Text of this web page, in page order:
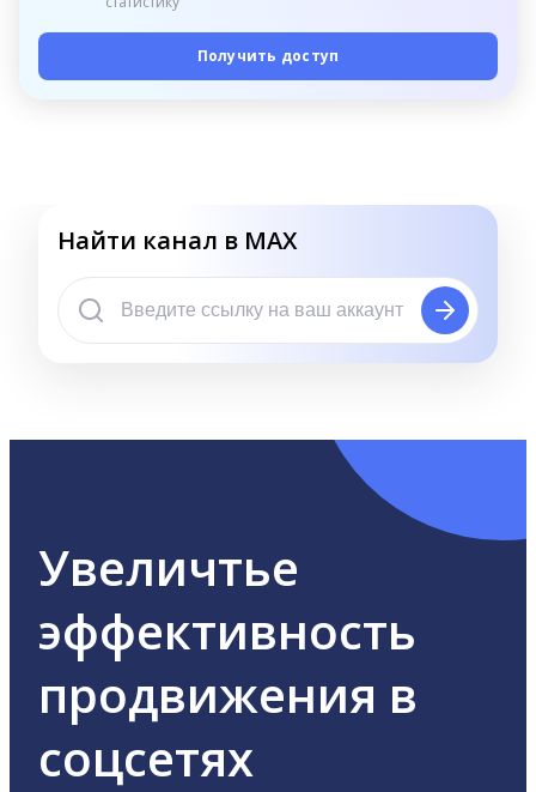
Получить доступ
Найти канал в MAX
Увеличтье
эффективность
продвижения в
соцсетях